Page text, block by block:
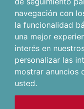
navegación con
la funcionalidad
una mejor
interés en
personalizar las
mostrar anuncios
usted.